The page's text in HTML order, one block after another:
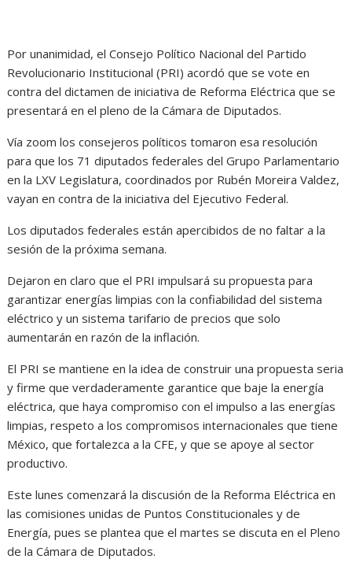
Por unanimidad, el Consejo Político Nacional del Partido
Revolucionario Institucional (PRI) acordó que se vote en
contra del dictamen de iniciativa de Reforma Eléctrica que se
presentará en el pleno de la Cámara de Diputados.
Vía zoom los consejeros políticos tomaron esa resolución
para que los 71 diputados federales del Grupo Parlamentario
en la LXV Legislatura, coordinados por Rubén Moreira Valdez,
vayan en contra de la iniciativa del Ejecutivo Federal.
Los diputados federales están apercibidos de no faltar a la
sesión de la próxima semana.
Dejaron en claro que el PRI impulsará su propuesta para
garantizar energías limpias con la confiabilidad del sistema
eléctrico y un sistema tarifario de precios que solo
aumentarán en razón de la inflación.
El PRI se mantiene en la idea de construir una propuesta seria
y firme que verdaderamente garantice que baje la energía
eléctrica, que haya compromiso con el impulso a las energías
limpias, respeto a los compromisos internacionales que tiene
México, que fortalezca a la CFE, y que se apoye al sector
productivo.
Este lunes comenzará la discusión de la Reforma Eléctrica en
las comisiones unidas de Puntos Constitucionales y de
Energía, pues se plantea que el martes se discuta en el Pleno
de la Cámara de Diputados.